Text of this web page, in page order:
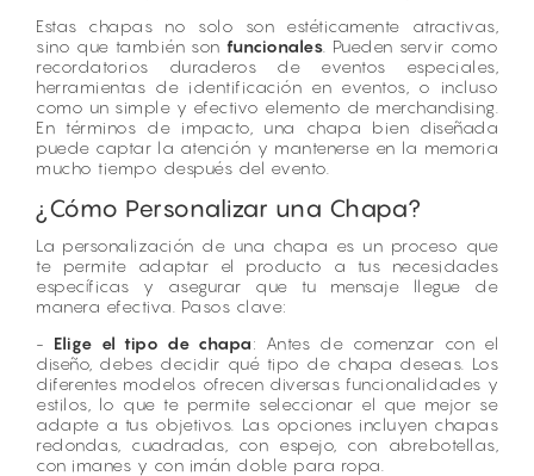
Estas chapas no solo son estéticamente atractivas,
sino que también son funcionales . Pueden servir como
recordatorios duraderos de eventos especiales,
herramientas de identificación en eventos, o incluso
como un simple y efectivo elemento de merchandising.
En términos de impacto, una chapa bien diseñada
puede captar la atención y mantenerse en la memoria
mucho tiempo después del evento.
¿Cómo Personalizar una Chapa?
La personalización de una chapa es un proceso que
te permite adaptar el producto a tus necesidades
específicas y asegurar que tu mensaje llegue de
manera efectiva. Pasos clave:
- Elige el tipo de chapa: Antes de comenzar con el
diseño, debes decidir qué tipo de chapa deseas. Los
diferentes modelos ofrecen diversas funcionalidades y
estilos, lo que te permite seleccionar el que mejor se
adapte a tus objetivos. Las opciones incluyen chapas
redondas, cuadradas, con espejo, con abrebotellas,
con imanes y con imán doble para ropa.